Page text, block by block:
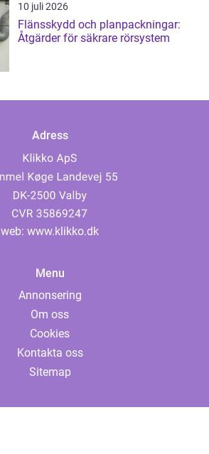
10 juli 2026
Flänsskydd och planpackningar:
Åtgärder för säkrare rörsystem
Adress
web: www.klikko.dk
Menu
Annonsering
Om oss
Cookies
Kontakta oss
Sitemap